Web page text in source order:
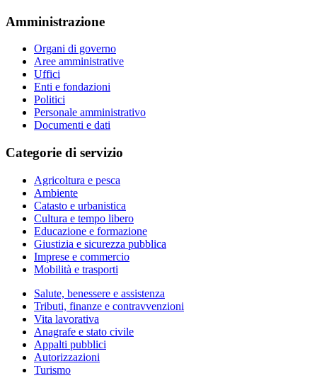
Amministrazione
Organi di governo
Aree amministrative
Uffici
Enti e fondazioni
Politici
Personale amministrativo
Documenti e dati
Categorie di servizio
Agricoltura e pesca
Ambiente
Catasto e urbanistica
Cultura e tempo libero
Educazione e formazione
Giustizia e sicurezza pubblica
Imprese e commercio
Mobilità e trasporti
Salute, benessere e assistenza
Tributi, finanze e contravvenzioni
Vita lavorativa
Anagrafe e stato civile
Appalti pubblici
Autorizzazioni
Turismo